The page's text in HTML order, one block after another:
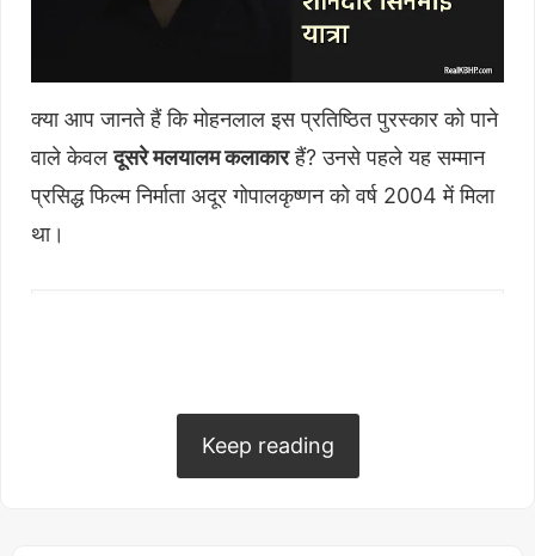
क्या आप जानते हैं कि मोहनलाल इस प्रतिष्ठित पुरस्कार को पाने
वाले केवलदूसरे मलयालम कलाकारहैं? उनसे पहले यह सम्मान
प्रसिद्ध फिल्म निर्माता अदूर गोपालकृष्णन को वर्ष 2004 में मिला
था।
मोहनलाल: एक ऐसा सफर जिसने इतिहास रच दिया
आधिकारिक घोषणा और सम्मान समारोह
Keep reading